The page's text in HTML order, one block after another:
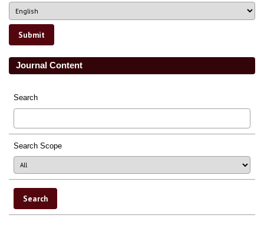
Journal Content
Search
Search Scope